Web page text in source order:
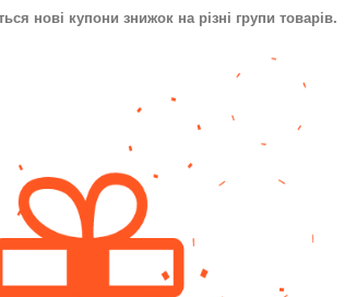
нові купони знижок на різні групи товарів.